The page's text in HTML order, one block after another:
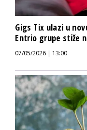
Gigs Tix ulazi u
Entrio grupe stiže
07/05/2026 | 13:00